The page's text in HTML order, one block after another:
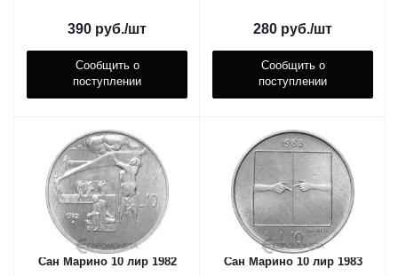
390 руб./шт
Сообщить о
поступлении
280 руб./шт
Сообщить о
поступлении
Сан Марино 10 лир 1982 Сан Марино 10 лир 1983